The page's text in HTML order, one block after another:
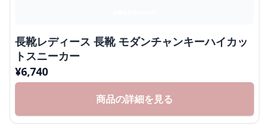
長靴レディース 長靴 モダンチャンキーハイカッ
トスニーカー
¥6,740
商品の詳細を見る